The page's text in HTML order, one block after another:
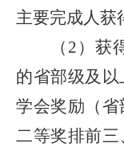
主要完成人获
（ 2 ）获
的省部级及以
学会奖励 （
二等奖排前